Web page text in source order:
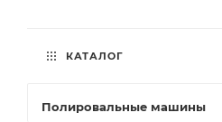
КАТАЛОГ
Полировальные машины